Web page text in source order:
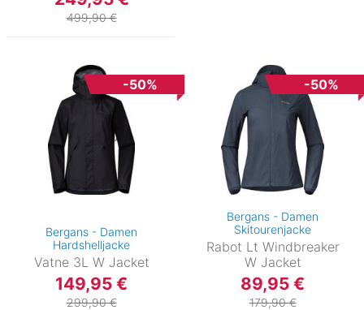
499,90 €
-50%
Bergans - Damen
Hardshelljacke
Vatne 3L W Jacket
149,95 €
299,90 €
-50%
Bergans - Damen
Skitourenjacke
Rabot Lt Windbreaker
W Jacket
89,95 €
179,90 €